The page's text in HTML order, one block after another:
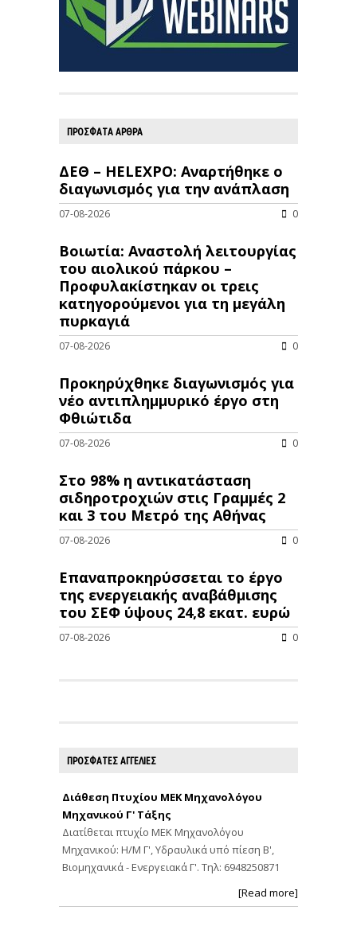
ΠΡΟΣΦΑΤΑ ΑΡΘΡΑ
ΔΕΘ – HELEXPO: Αναρτήθηκε ο
διαγωνισμός για την ανάπλαση
07-08-2026 0
Βοιωτία: Αναστολή λειτουργίας
του αιολικού πάρκου –
Προφυλακίστηκαν οι τρεις
κατηγορούμενοι για τη μεγάλη
πυρκαγιά
07-08-2026 0
Προκηρύχθηκε διαγωνισμός για
νέo αντιπλημμυρικό έργο στη
Φθιώτιδα
07-08-2026 0
Στο 98% η αντικατάσταση
σιδηροτροχιών στις Γραμμές 2
και 3 του Μετρό της Αθήνας
07-08-2026 0
Επαναπροκηρύσσεται το έργο
της ενεργειακής αναβάθμισης
του ΣΕΦ ύψους 24,8 εκατ. ευρώ
07-08-2026 0
ΠΡΟΣΦΑΤΕΣ ΑΓΓΕΛΙΕΣ
Διάθεση Πτυχίου ΜΕΚ Μηχανολόγου
Μηχανικού Γ' Τάξης
Διατίθεται πτυχίο ΜΕΚ Μηχανολόγου
Μηχανικού: Η/Μ Γ', Υδραυλικά υπό πίεση Β',
Βιομηχανικά - Ενεργειακά Γ'. Τηλ: 6948250871
[Read more]